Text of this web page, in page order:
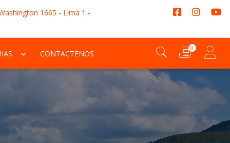
1665 - Lima 1 -
CONTACTENOS
0